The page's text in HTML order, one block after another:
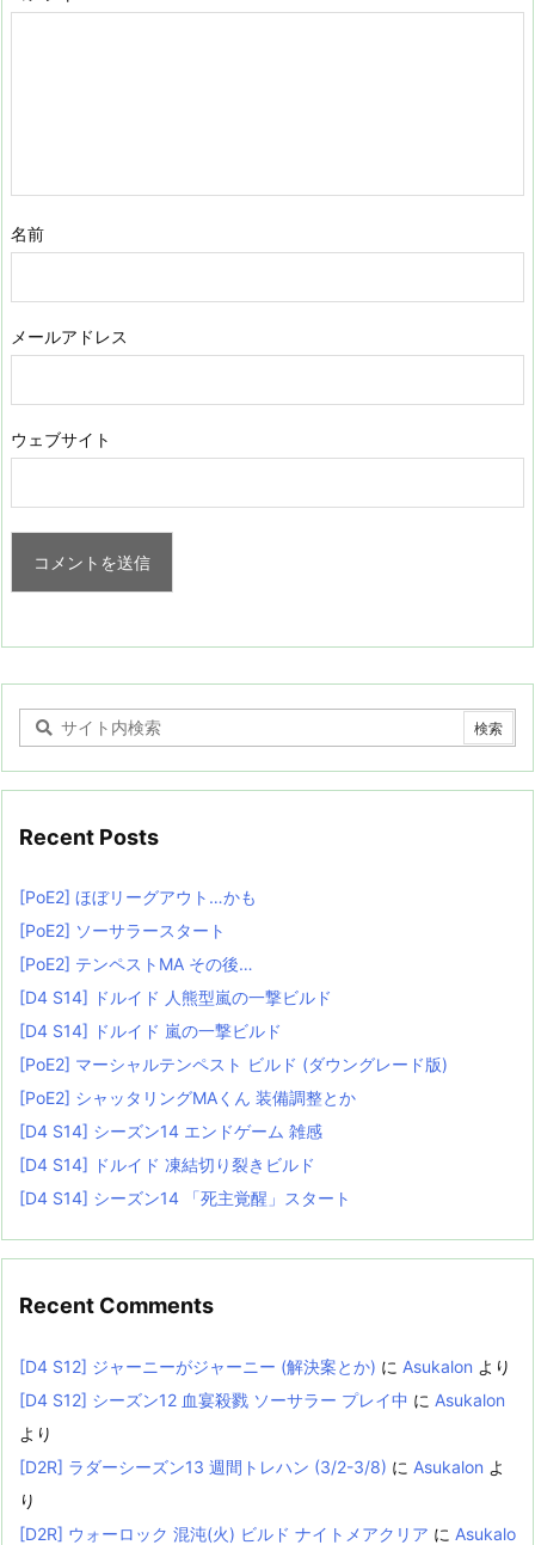
名前
メールアドレス
ウェブサイト
Recent Posts
[PoE2] ほぼリーグアウト…かも
[PoE2] ソーサラースタート
[PoE2] テンペストMA その後…
[D4 S14] ドルイド 人熊型嵐の一撃ビルド
[D4 S14] ドルイド 嵐の一撃ビルド
[PoE2] マーシャルテンペスト ビルド (ダウングレード版)
[PoE2] シャッタリングMAくん 装備調整とか
[D4 S14] シーズン14 エンドゲーム 雑感
[D4 S14] ドルイド 凍結切り裂きビルド
[D4 S14] シーズン14 「死主覚醒」スタート
Recent Comments
[D4 S12] ジャーニーがジャーニー (解決案とか) に Asukalon より
[D4 S12] シーズン12 血宴殺戮 ソーサラー プレイ中 に Asukalon
より
[D2R] ラダーシーズン13 週間トレハン (3/2-3/8) に Asukalon よ
り
[D2R] ウォーロック 混沌(火) ビルド ナイトメアクリア に Asukalo